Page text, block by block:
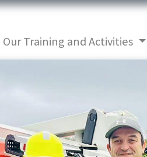
Our Training and Activities